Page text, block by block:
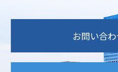
お問い合